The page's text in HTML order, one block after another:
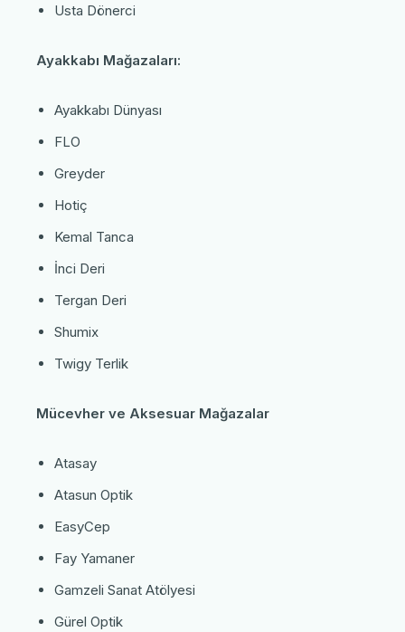
Usta Dönerci
Ayakkabı Mağazaları:
Ayakkabı Dünyası
FLO
Greyder
Hotiç
Kemal Tanca
İnci Deri
Tergan Deri
Shumix
Twigy Terlik
Mücevher ve Aksesuar Mağazalar
Atasay
Atasun Optik
EasyCep
Fay Yamaner
Gamzeli Sanat Atölyesi
Gürel Optik